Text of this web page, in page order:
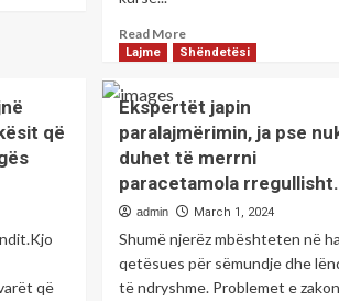
Read MoreRead
more
e
Qytetit,
pasurohet
edhe
një
doktor
të
shkencave
që
që
Lajme Shëndetësi
Ekspertët japin
paralajmërimin, ja pse
duhet të merrni
paracetamola rregullisht.
admin March 1, 2024
Shumë njerëz mbështeten në
qetësues për sëmundje dhe
të ndryshme. Problemet e